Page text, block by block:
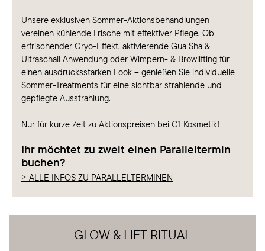
Unsere exklusiven Sommer-Aktionsbehandlungen
vereinen kühlende Frische mit effektiver Pflege. Ob
erfrischender Cryo-Effekt, aktivierende Gua Sha &
Ultraschall Anwendung oder Wimpern- & Browlifting für
einen ausdrucksstarken Look – genießen Sie individuelle
Sommer-Treatments für eine sichtbar strahlende und
gepflegte Ausstrahlung.
Nur für kurze Zeit zu Aktionspreisen bei C1 Kosmetik!
Ihr möchtet zu zweit einen Paralleltermin
buchen?
> ALLE INFOS ZU PARALLELTERMINEN
GLOW & LIFT RITUAL